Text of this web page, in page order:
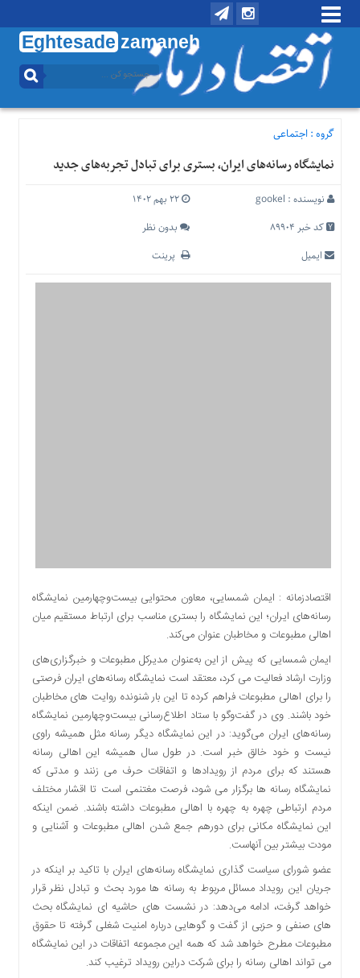
Eghtesade zamaneh
منوی
تماس
درباره
منوی
اصلی
خانه
فناوری
منظقه
دسترسی
سریع
تماس
درباره
کتاب
پلیس،امنیت
جامعه
گرایی
گروه :اجتماعی
نمایشگاه رسانه‌های ایران، بستری برای تبادل تجربه‌های جدید
نویسنده : gookel
۲۲ بهم ۱۴۰۲
کد خبر 89904
بدون نظر
ایمیل
پرینت
اقتصادزمانه : ایمان شمسایی، معاون محتوایی بیست‌وچهارمین نمایشگاه
رسانه‌های ایران؛ این نمایشگاه را بستری مناسب برای ارتباط مستقیم میان
اهالی مطبوعات و مخاطبان عنوان می‌کند.
ایمان شمسایی که پیش از این به‌عنوان مدیرکل مطبوعات و خبرگزاری‌های
وزارت ارشاد فعالیت می کرد، معتقد است نمایشگاه رسانه‌های ایران فرصتی
را برای اهالی مطبوعات فراهم کرده تا این بار شنونده روایت های مخاطبان
خود باشند. وی در گفت‌وگو با ستاد اطلاع‌رسانی بیست‌وچهارمین نمایشگاه
رسانه‌های ایران می‌گوید: در این نمایشگاه دیگر رسانه مثل همیشه راوی
نیست و خود خالق خبر است. در طول سال همیشه این اهالی رسانه
هستند که برای مردم از رویدادها و اتفاقات حرف می زنند و مدتی که
نمایشگاه رسانه ها برگزار می شود، فرصت مغتنمی است تا اقشار مختلف
مردم ارتباطی چهره به چهره با اهالی مطبوعات داشته باشند. ضمن اینکه
این نمایشگاه مکانی برای دورهم جمع شدن اهالی مطبوعات و آشنایی و
مودت بیشتر بین آنهاست.
عضو شورای سیاست گذاری نمایشگاه رسانه‌های ایران با تاکید بر اینکه در
جریان این رویداد مسائل مربوط به رسانه ها مورد بحث و تبادل نظر قرار
خواهد گرفت، ادامه می‌دهد: در نشست های حاشیه ای نمایشگاه بحث
های صنفی و حزبی از گفت و گوهایی درباره امنیت شغلی گرفته تا حقوق
مطبوعات مطرح خواهد شد که همه این مجموعه اتفاقات در این نمایشگاه
می تواند اهالی رسانه را برای شرکت دراین رویداد ترغیب کند.